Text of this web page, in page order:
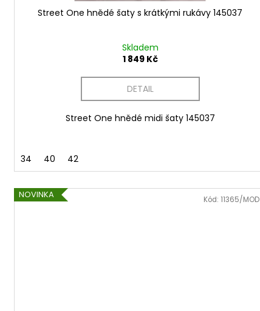
Street One hnědé šaty s krátkými rukávy 145037
Skladem
1 849 Kč
DETAIL
Street One hnědé midi šaty 145037
34 40 42
NOVINKA Kód: 11365/MOD